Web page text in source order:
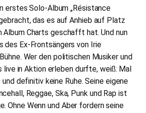
erstes Solo-Album „Résistance
das es auf Anhieb auf Platz
Album Charts geschafft hat. Und nun
des Ex-Frontsängers von Irie
Wer den politischen Musiker und
in Aktion erleben durfte, weiß: Mal
definitiv keine Ruhe. Seine eigene
Reggae, Ska, Punk und Rap ist
Ohne Wenn und Aber fordern seine